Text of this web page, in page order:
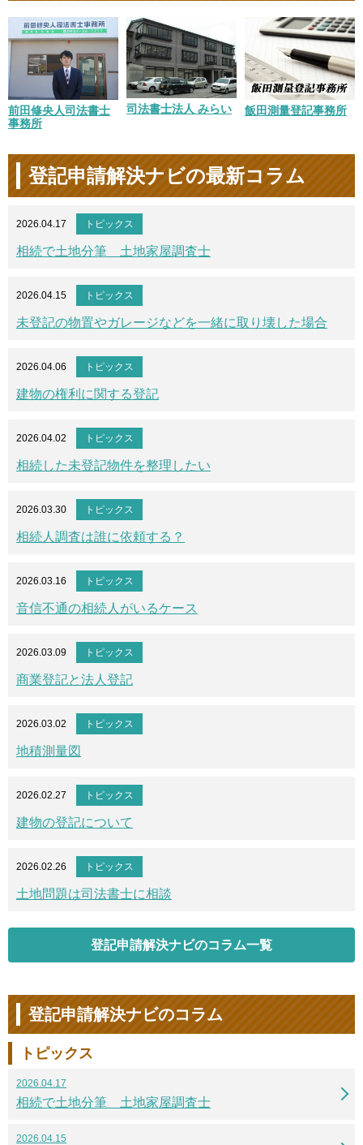
前田修央人司法書士
事務所
司法書士法人 みらい 飯田測量登記事務所
登記申請解決ナビの最新コラム
2026.04.17 トピックス
相続で土地分筆 土地家屋調査士
2026.04.15 トピックス
未登記の物置やガレージなどを一緒に取り壊した場合
2026.04.06 トピックス
建物の権利に関する登記
2026.04.02 トピックス
相続した未登記物件を整理したい
2026.03.30 トピックス
相続人調査は誰に依頼する？
2026.03.16 トピックス
音信不通の相続人がいるケース
2026.03.09 トピックス
商業登記と法人登記
2026.03.02 トピックス
地積測量図
2026.02.27 トピックス
建物の登記について
2026.02.26 トピックス
土地問題は司法書士に相談
登記申請解決ナビのコラム一覧
登記申請解決ナビのコラム
トピックス
2026.04.17
相続で土地分筆 土地家屋調査士
2026.04.15